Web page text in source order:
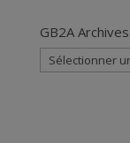
GB2A Archives
GB2A
Archives